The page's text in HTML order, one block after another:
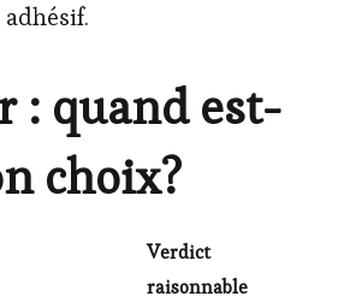
: quand est-
choix?
Verdict
raisonnable